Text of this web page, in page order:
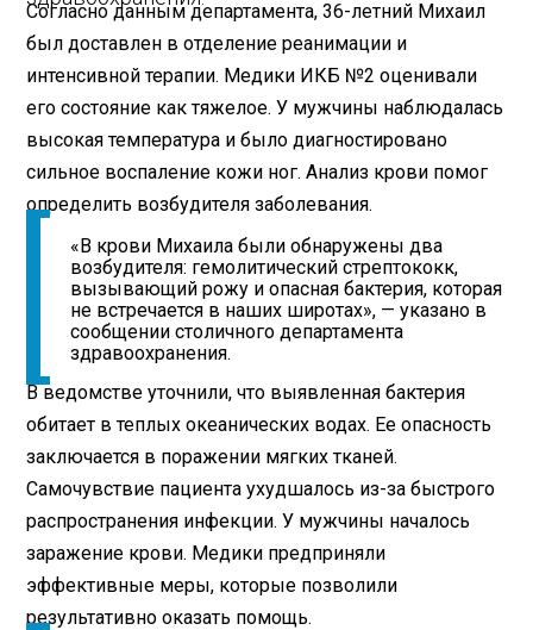
Согласно данным департамента, 36-летний Михаил
был доставлен в отделение реанимации и
интенсивной терапии. Медики ИКБ №2 оценивали
его состояние как тяжелое. У мужчины наблюдалась
высокая температура и было диагностировано
сильное воспаление кожи ног. Анализ крови помог
определить возбудителя заболевания.
«В крови Михаила были обнаружены два
возбудителя: гемолитический стрептококк,
вызывающий рожу и опасная бактерия, которая
не встречается в наших широтах», — указано в
сообщении столичного департамента
здравоохранения.
В ведомстве уточнили, что выявленная бактерия
обитает в теплых океанических водах. Ее опасность
заключается в поражении мягких тканей.
Самочувствие пациента ухудшалось из-за быстрого
распространения инфекции. У мужчины началось
заражение крови. Медики предприняли
эффективные меры, которые позволили
результативно оказать помощь.